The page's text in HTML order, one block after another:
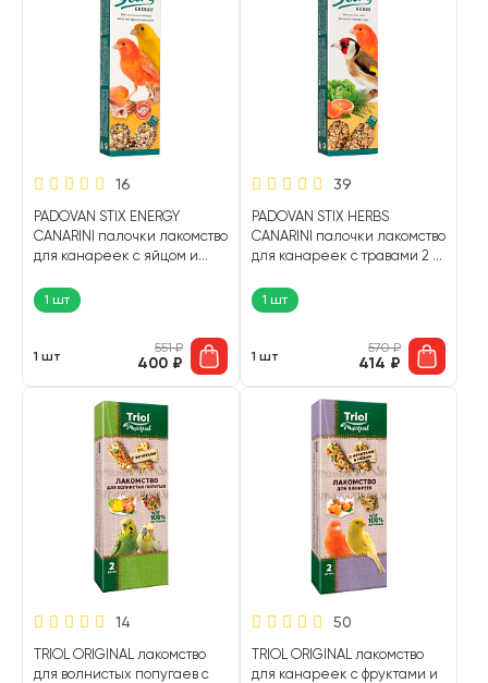
16
PADOVAN STIX ENERGY
CANARINI палочки лакомство
для канареек с яйцом и
шт)1 шт
1 шт
551₽
400 ₽
39
PADOVAN STIX HERBS
CANARINI палочки лакомство
для канареек с травами 2 х
1 шт
1 шт
570₽
414 ₽
14
TRIOL ORIGINAL лакомство
для волнистых попугаев с
50
TRIOL ORIGINAL лакомство
для канареек с фруктами и